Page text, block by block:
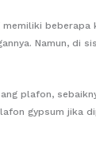
beberapa
Namun, di
plafon,
gypsum jika